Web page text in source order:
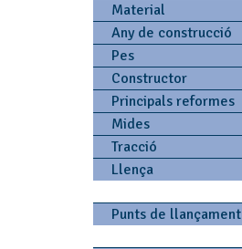
Material
Any de construcció
Pes
Constructor
Principals reformes
Mides
Tracció
Llença
Punts de llançament